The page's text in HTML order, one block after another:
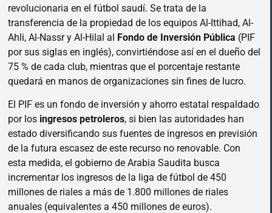
revolucionaria en el fútbol saudí. Se trata de la
transferencia de la propiedad de los equipos Al-Ittihad, Al-
Ahli, Al-Nassr y Al-Hilal al Fondo de Inversión Pública (PIF
por sus siglas en inglés), convirtiéndose así en el dueño del
75 % de cada club, mientras que el porcentaje restante
quedará en manos de organizaciones sin fines de lucro.
El PIF es un fondo de inversión y ahorro estatal respaldado
por los ingresos petroleros, si bien las autoridades han
estado diversificando sus fuentes de ingresos en previsión
de la futura escasez de este recurso no renovable. Con
esta medida, el gobierno de Arabia Saudita busca
incrementar los ingresos de la liga de fútbol de 450
millones de riales a más de 1.800 millones de riales
anuales (equivalentes a 450 millones de euros).